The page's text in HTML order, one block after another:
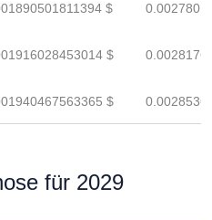
$
$
$
für 2029